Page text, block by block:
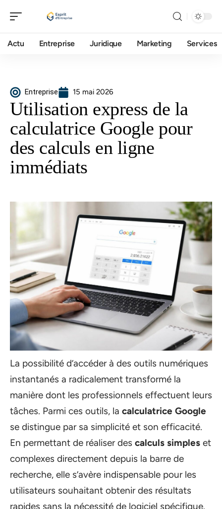
Actu Entreprise Juridique Marketing Services
Entreprise 15 mai 2026
Utilisation express de la
calculatrice Google pour
des calculs en ligne
immédiats
La possibilité d’accéder à des outils numériques
instantanés a radicalement transformé la
manière dont les professionnels effectuent leurs
tâches. Parmi ces outils, la calculatrice Google
se distingue par sa simplicité et son efficacité.
En permettant de réaliser des calculs simples et
complexes directement depuis la barre de
recherche, elle s’avère indispensable pour les
utilisateurs souhaitant obtenir des résultats
rapides sans la nécessité de logiciel spécifique.